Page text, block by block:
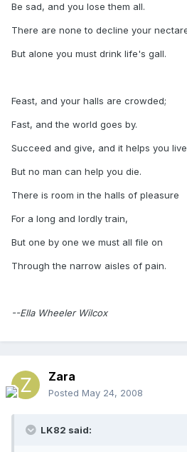
Be sad, and you lose them all.
There are none to decline your
But alone you must drink life's gall.
Feast, and your halls are crowded;
Fast, and the world goes by.
Succeed and give, and it helps you
But no man can help you die.
There is room in the halls of pleasure
For a long and lordly train,
But one by one we must all file on
Through the narrow aisles of pain.
--Ella Wheeler Wilcox
Zara
Posted May 24, 2008
LK82 said: